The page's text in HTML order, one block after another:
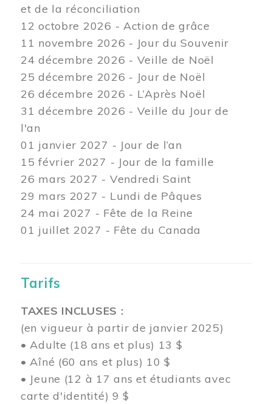
et de la réconciliation
12 octobre 2026 - Action de grâce
11 novembre 2026 - Jour du Souvenir
24 décembre 2026 - Veille de Noël
25 décembre 2026 - Jour de Noël
26 décembre 2026 - L’Après Noël
31 décembre 2026 - Veille du Jour de
l'an
01 janvier 2027 - Jour de l’an
15 février 2027 - Jour de la famille
26 mars 2027 - Vendredi Saint
29 mars 2027 - Lundi de Pâques
24 mai 2027 - Fête de la Reine
01 juillet 2027 - Fête du Canada
Tarifs
TAXES INCLUSES :
(en vigueur à partir de janvier 2025)
• Adulte (18 ans et plus) 13 $
• Aîné (60 ans et plus) 10 $
• Jeune (12 à 17 ans et étudiants avec
carte d'identité) 9 $